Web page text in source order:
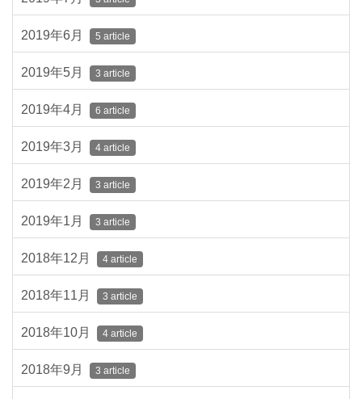
2019年6月 5 article
2019年5月 3 article
2019年4月 6 article
2019年3月 4 article
2019年2月 3 article
2019年1月 3 article
2018年12月 4 article
2018年11月 3 article
2018年10月 4 article
2018年9月 3 article